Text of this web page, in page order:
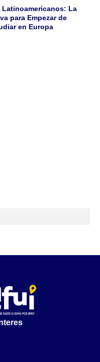
Latinoamericanos: La
para Empezar de
en Europa